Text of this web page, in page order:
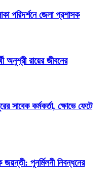
পরিদর্শনে জেলা প্রশাসক
অনুশ্রী রায়ের জীবনের
সাবেক কর্মকর্তা, ক্ষোভে ফেটে
জয়ন্তী: পুনর্মিলনী নিবন্ধনের